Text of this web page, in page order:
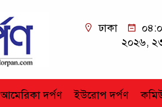
ঢাকা
২০২৬, ২৩
আমেরিকা দর্পণ ইউরোপ দর্পণ